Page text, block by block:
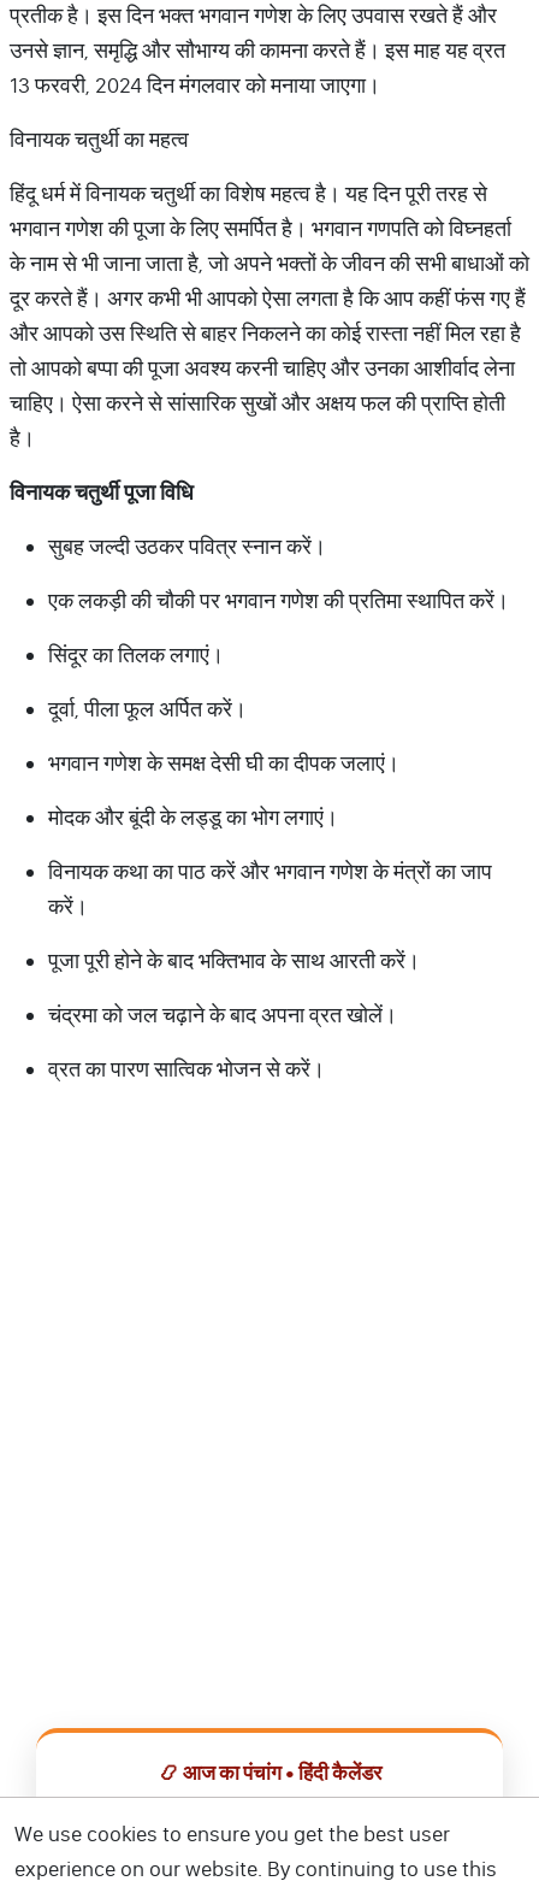
प्रतीक है। इस दिन भक्त भगवान गणेश के लिए उपवास रखते हैं और
उनसे ज्ञान, समृद्धि और सौभाग्य की कामना करते हैं। इस माह यह व्रत
13 फरवरी, 2024 दिन मंगलवार को मनाया जाएगा।
विनायक चतुर्थी का महत्व
हिंदू धर्म में विनायक चतुर्थी का विशेष महत्व है। यह दिन पूरी तरह से
भगवान गणेश की पूजा के लिए समर्पित है। भगवान गणपति को विघ्नहर्ता
के नाम से भी जाना जाता है, जो अपने भक्तों के जीवन की सभी बाधाओं को
दूर करते हैं। अगर कभी भी आपको ऐसा लगता है कि आप कहीं फंस गए हैं
और आपको उस स्थिति से बाहर निकलने का कोई रास्ता नहीं मिल रहा है
तो आपको बप्पा की पूजा अवश्य करनी चाहिए और उनका आशीर्वाद लेना
चाहिए। ऐसा करने से सांसारिक सुखों और अक्षय फल की प्राप्ति होती
है।
विनायक चतुर्थी पूजा विधि
सुबह जल्दी उठकर पवित्र स्नान करें।
एक लकड़ी की चौकी पर भगवान गणेश की प्रतिमा स्थापित करें।
सिंदूर का तिलक लगाएं।
दूर्वा, पीला फूल अर्पित करें।
भगवान गणेश के समक्ष देसी घी का दीपक जलाएं।
मोदक और बूंदी के लड्डू का भोग लगाएं।
विनायक कथा का पाठ करें और भगवान गणेश के मंत्रों का जाप
करें।
पूजा पूरी होने के बाद भक्तिभाव के साथ आरती करें।
चंद्रमा को जल चढ़ाने के बाद अपना व्रत खोलें।
व्रत का पारण सात्विक भोजन से करें।
📿 आज का पंचांग • हिंदी कैलेंडर
📅 हिंदी कैलेंडर ऐप डाउनलोड करें
We use cookies to ensure you get the best user
experience on our website. By continuing to use this